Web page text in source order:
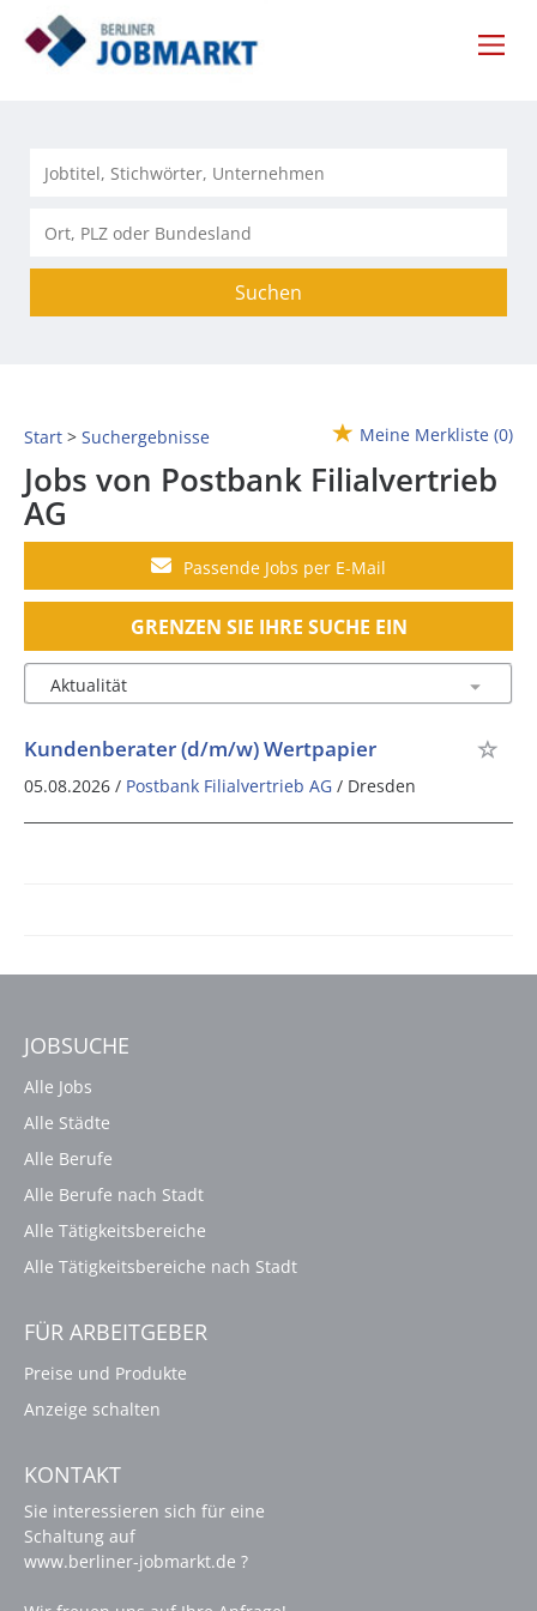
Suchen
Start Suchergebnisse Meine Merkliste (0)
Jobs von Postbank Filialvertrieb
AG
Passende Jobs per E-Mail
GRENZEN SIE IHRE SUCHE EIN
Kundenberater (d/m/w) Wertpapier
05.08.2026 / Postbank Filialvertrieb AG / Dresden
JOBSUCHE
Alle Jobs
Alle Städte
Alle Berufe
Alle Berufe nach Stadt
Alle Tätigkeitsbereiche
Alle Tätigkeitsbereiche nach Stadt
FÜR ARBEITGEBER
Preise und Produkte
Anzeige schalten
KONTAKT
Sie interessieren sich für eine
Schaltung auf
www.berliner-jobmarkt.de ?